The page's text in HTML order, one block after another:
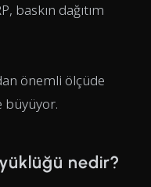
baskın dağıtım
önemli ölçüde
büyüyor.
nedir?